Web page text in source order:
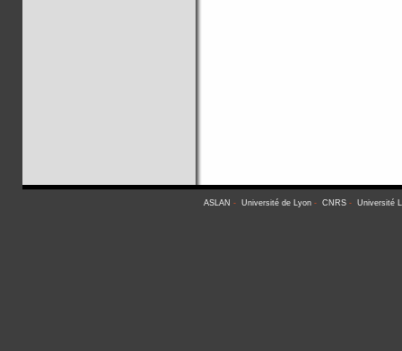
ASLAN - Université de Lyon- CNRS- Université